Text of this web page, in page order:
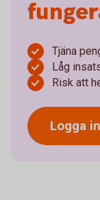
Tjäna
Låg
Risk att
Logga